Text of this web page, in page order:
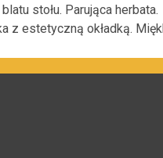
stołu. Parująca herbata.
z estetyczną okładką.